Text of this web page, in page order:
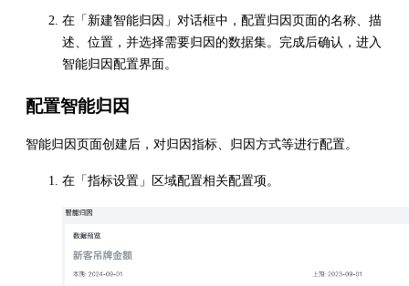
在「新建智能归因」对话框中，配置归因页面的名称、描
述、位置，并选择需要归因的数据集。完成后确认，进入
智能归因配置界面。
配置智能归因
智能归因页面创建后，对归因指标、归因方式等进行配置。
在「指标设置」区域配置相关配置项。